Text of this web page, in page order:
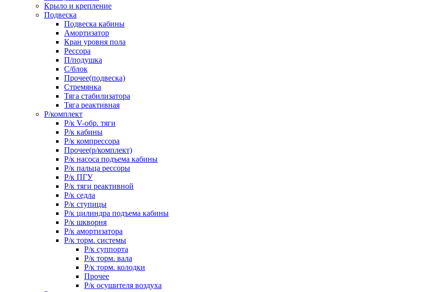
Крыло и крепление
Подвеска
Подвеска кабины
Амортизатор
Кран уровня пола
Рессора
П/подушка
С/блок
Прочее(подвеска)
Стремянка
Тяга стабилизатора
Тяга реактивная
Р/комплект
Р/к V-обр. тяги
Р/к кабины
Р/к компрессора
Прочее(р/комплект)
Р/к насоса подъема кабины
Р/к пальца рессоры
Р/к ПГУ
Р/к тяги реактивной
Р/к седла
Р/к ступицы
Р/к цилиндра подъема кабины
Р/к шкворня
Р/к амортизатора
Р/к торм. системы
Р/к суппорта
Р/к торм. вала
Р/к торм. колодки
Прочее
Р/к осушителя воздуха